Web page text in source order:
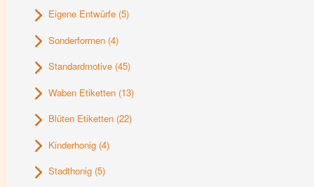
Eigene Entwürfe (5)
Sonderformen (4)
Standardmotive (45)
Waben Etiketten (13)
Blüten Etiketten (22)
Kinderhonig (4)
Stadthonig (5)